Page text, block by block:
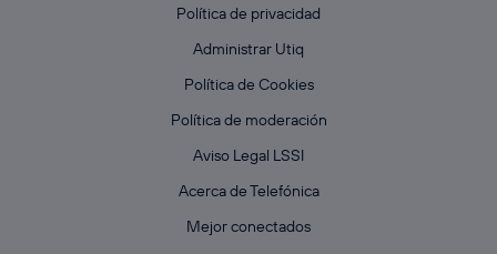
Política de privacidad
Administrar Utiq
Política de Cookies
Política de moderación
Aviso Legal LSSI
Acerca de Telefónica
Mejor conectados